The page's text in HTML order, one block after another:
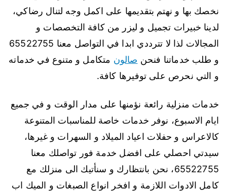
نخصك بها و نهتم بتقديمها على اكمل وجه لتنال رضاكي،
لدينا خبيرات تجميل و ليزر من كافة التخصصات و
المجالات لذا لا تترددي ابدا في التواصل معنا 65522755
و طلب خدماتنا فنحن صالون متكامل و متنوع في خدماته
و التي نحرص على توفيرها كافة.
خدمات منزلية رائعة نؤمنها على مدار الوقت و في جميع
ايام الاسبوع، نوفر خدمات خاصة للمناسبات المتنوعة
كالاعراس و حفلات اعياد الميلاد و السهرات و غيرها،
سيدتي احصلي على افضل خدمة فور تواصلك معنا
65522755، نحن بانتظارك و سنأتيك الى منزلك مع
كامل الادوات اللازمة و افخر انواع الصبغات و الميك اب